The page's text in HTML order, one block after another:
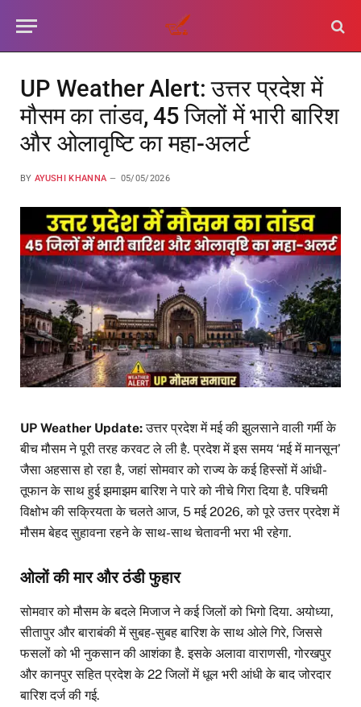
UP Weather Alert: उत्तर प्रदेश में
मौसम का तांडव, 45 जिलों में भारी बारिश
और ओलावृष्टि का महा-अलर्ट
BY AYUSHI KHANNA 05/05/2026
UP Weather Update:उत्तर प्रदेश में मई की झुलसाने वाली गर्मी के
बीच मौसम ने पूरी तरह करवट ले ली है. प्रदेश में इस समय ‘मई में मानसून’
जैसा अहसास हो रहा है, जहां सोमवार को राज्य के कई हिस्सों में आंधी-
तूफान के साथ हुई झमाझम बारिश ने पारे को नीचे गिरा दिया है. पश्चिमी
विक्षोभ की सक्रियता के चलते आज, 5 मई 2026, को पूरे उत्तर प्रदेश में
मौसम बेहद सुहावना रहने के साथ-साथ चेतावनी भरा भी रहेगा.
ओलों की मार और ठंडी फुहार
सोमवार को मौसम के बदले मिजाज ने कई जिलों को भिगो दिया. अयोध्या,
सीतापुर और बाराबंकी में सुबह-सुबह बारिश के साथ ओले गिरे, जिससे
फसलों को भी नुकसान की आशंका है. इसके अलावा वाराणसी, गोरखपुर
और कानपुर सहित प्रदेश के 22 जिलों में धूल भरी आंधी के बाद जोरदार
बारिश दर्ज की गई.